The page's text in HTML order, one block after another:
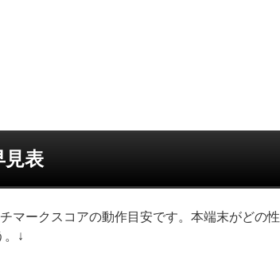
見表
マークスコアの動作目安です。本端末がどの性
↓